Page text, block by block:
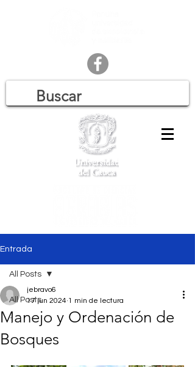
Entrada
All Posts
1
All Posts
Manejo y Ordenación de
Bosques
jebravo6
17 jun 2024 1 min de lectura